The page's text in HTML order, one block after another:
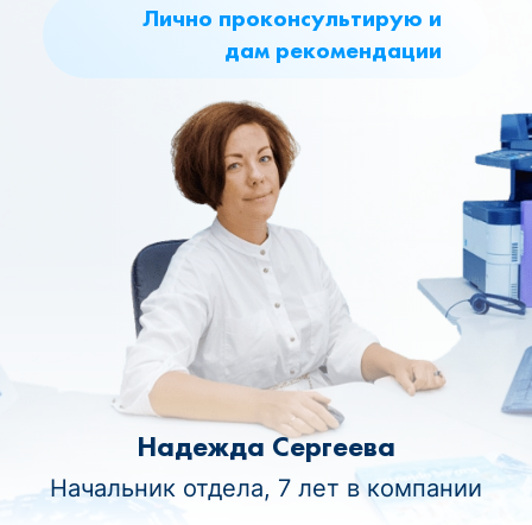
Лично проконсультирую и
дам рекомендации
Надежда Сергеева
Начальник отдела, 7 лет в компании